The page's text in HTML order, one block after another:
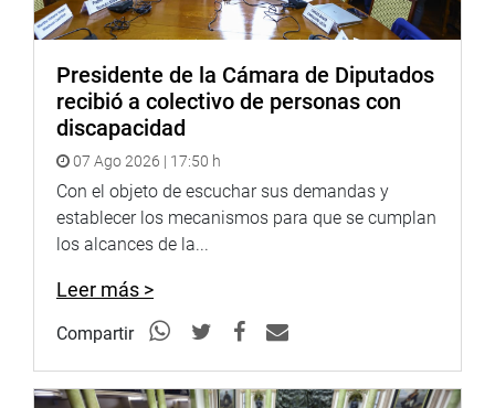
Presidente de la Cámara de Diputados
recibió a colectivo de personas con
discapacidad
07 Ago 2026 | 17:50 h
Con el objeto de escuchar sus demandas y
establecer los mecanismos para que se cumplan
los alcances de la...
Leer más >
Compartir